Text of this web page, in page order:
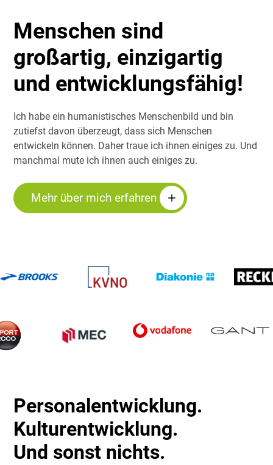
Menschen sind
großartig, einzigartig
und entwicklungsfähig!
Ich habe ein humanistisches Menschenbild und bin
zutiefst davon überzeugt, dass sich Menschen
entwickeln können. Daher traue ich ihnen einiges zu. Und
manchmal mute ich ihnen auch einiges zu.
Mehr über mich erfahren
Personalentwicklung.
Kulturentwicklung.
Und sonst nichts.